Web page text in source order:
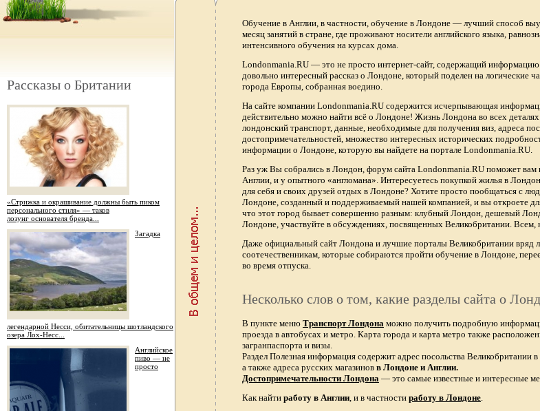
Рассказы о Британии
«Стрижка и окрашивание должны быть пиком
персонального стиля» — таков
лозунг основателя бренда...
Загадка
легендарной Несси, обитательницы шотландского
озера Лох-Несс...
Английское
пиво — не
просто
Обучение в Англии, в частности, обучение в Лондоне — лучший способ
месяц занятий в стране, где проживают носители английского языка,
интенсивного обучения на курсах дома.
Londonmania.RU — это не просто интернет-сайт, содержащий
довольно интересный рассказ о Лондоне, который поделен на логические
города Европы, собранная воедино.
На сайте компании Londonmania.RU содержится исчерпывающая
действительно можно найти всё о Лондоне! Жизнь Лондона во всех
лондонский транспорт, данные, необходимые для получения виз, адреса
достопримечательностей, множество интересных исторических
информации о Лондоне, которую вы найдете на портале Londonmania.RU.
Раз уж Вы собрались в Лондон, форум сайта Londonmania.RU поможет вам
Англии, и у опытного «англомана». Интересуетесь покупкой жилья в
для себя и своих друзей отдых в Лондоне? Хотите просто пообщаться с
Лондоне, созданный и поддерживаемый нашей компанией, и вы откроете
что этот город бывает совершенно разным: клубный Лондон, дешевый
Лондоне, участвуйте в обсуждениях, посвященных Великобритании. Всем,
Даже официальный сайт Лондона и лучшие порталы Великобритании
соотечественникам, которые собираются пройти обучение в Лондоне,
во время отпуска.
Несколько слов о том, какие разделы сайта о
В пункте меню Транспорт Лондона можно получить подробную
проезда в автобусах и метро. Карта города и карта метро также
загранпаспорта и визы.
Раздел Полезная информация содержит адрес посольства Великобритании
а также адреса русских магазинов в Лондоне и Англии.
Достопримечательности Лондона — это самые известные и интересные
Как найти работу в Англии, и в частности работу в Лондоне.